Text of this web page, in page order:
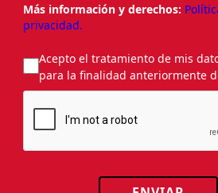
Más información y derechos:
privacidad.
Acepto el tratamiento de mis
para la finalidad anteriormente